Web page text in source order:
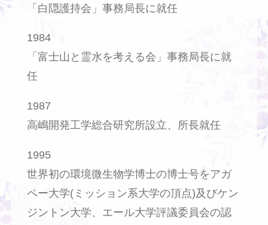
「白隠護持会」事務局長に就任
1984
「富士山と霊水を考える会」事務局長に就
任
1987
高嶋開発工学総合研究所設立、所長就任
1995
世界初の環境微生物学博士の博士号をアガ
ペー大学(ミッション系大学の頂点)及びケン
ジントン大学、エール大学評議委員会の認